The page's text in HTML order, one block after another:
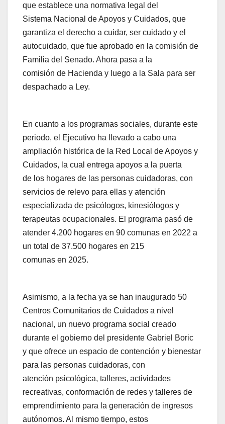
que establece una normativa legal del
Sistema Nacional de Apoyos y Cuidados, que
garantiza el derecho a cuidar, ser cuidado y el
autocuidado, que fue aprobado en la comisión de
Familia del Senado. Ahora pasa a la
comisión de Hacienda y luego a la Sala para ser
despachado a Ley.
En cuanto a los programas sociales, durante este
periodo, el Ejecutivo ha llevado a cabo una
ampliación histórica de la Red Local de Apoyos y
Cuidados, la cual entrega apoyos a la puerta
de los hogares de las personas cuidadoras, con
servicios de relevo para ellas y atención
especializada de psicólogos, kinesiólogos y
terapeutas ocupacionales. El programa pasó de
atender 4.200 hogares en 90 comunas en 2022 a
un total de 37.500 hogares en 215
comunas en 2025.
Asimismo, a la fecha ya se han inaugurado 50
Centros Comunitarios de Cuidados a nivel
nacional, un nuevo programa social creado
durante el gobierno del presidente Gabriel Boric
y que ofrece un espacio de contención y bienestar
para las personas cuidadoras, con
atención psicológica, talleres, actividades
recreativas, conformación de redes y talleres de
emprendimiento para la generación de ingresos
autónomos. Al mismo tiempo, estos